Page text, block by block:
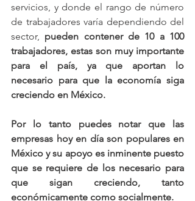
servicios, y donde el rango de número
de trabajadores varía dependiendo del
sector, pueden contener de 10 a 100
trabajadores, estas son muy importante
para el país, ya que aportan lo
necesario para que la economía siga
creciendo en México.
Por lo tanto puedes notar que las
empresas hoy en día son populares en
México y su apoyo es inminente puesto
que se requiere de los necesario para
que sigan creciendo, tanto
económicamente como socialmente.